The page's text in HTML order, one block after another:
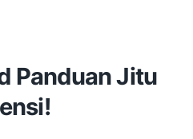
Panduan Jitu